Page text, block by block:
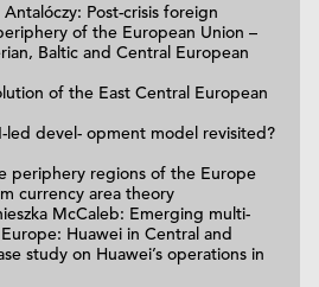
Antalóczy: Post-crisis foreign
of the European Union –
Baltic and Central European
of the East Central European
led devel- opment model revisited?
periphery regions of the Europe
currency area theory
McCaleb: Emerging multi-
Huawei in Central and
study on Huawei’s operations in